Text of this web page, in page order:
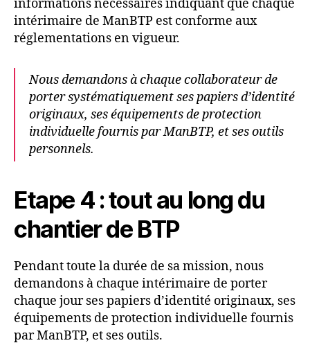
informations nécessaires indiquant que chaque
intérimaire de ManBTP est conforme aux
réglementations en vigueur.
Nous demandons à chaque collaborateur de
porter systématiquement ses papiers d’identité
originaux, ses équipements de protection
individuelle fournis par ManBTP, et ses outils
personnels.
Etape 4 : tout au long du
chantier de BTP
Pendant toute la durée de sa mission, nous
demandons à chaque intérimaire de porter
chaque jour ses papiers d’identité originaux, ses
équipements de protection individuelle fournis
par ManBTP, et ses outils.